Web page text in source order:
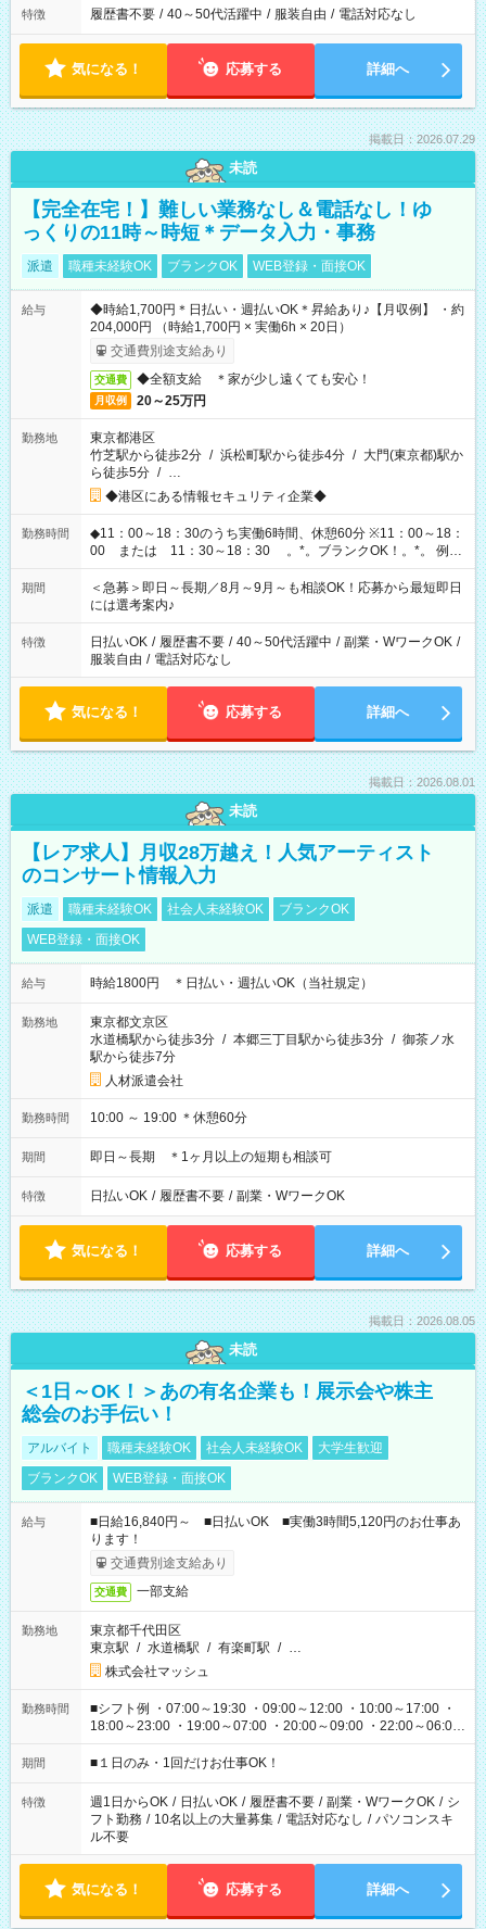
特徴 履歴書不要 / 40～50代活躍中 / 服装自由 / 電話対応なし
気になる！ 応募する 詳細へ
掲載日：2026.07.29
未読
【完全在宅！】難しい業務なし＆電話なし！ゆ
っくりの11時～時短＊データ入力・事務
派遣 職種未経験OK ブランクOK WEB登録・面接OK
給与
◆時給1,700円＊日払い・週払いOK＊昇給あり♪【月収例】 ・約
204,000円 （時給1,700円 × 実働6h × 20日）
交通費別途支給あり
交通費 ◆全額支給 ＊家が少し遠くても安心！
月収例 20～25万円
勤務地
東京都港区
竹芝駅から徒歩2分 / 浜松町駅から徒歩4分 / 大門(東京都)駅か
ら徒歩5分 / …
◆港区にある情報セキュリティ企業◆
勤務時間
◆11：00～18：30のうち実働6時間、休憩60分 ※11：00～18：
00 または 11：30～18：30 。*。ブランクOK！。*。 例え
ば前職が、 在宅/財団法人/事務/コールセンター/受付/販売/カフェ
スタッフ スイーツ販売/ホテルフロント/化粧品販売/など 様々な
業界から入社して活躍されています♪
期間
＜急募＞即日～長期／8月～9月～も相談OK！応募から最短即日
には選考案内♪
特徴 日払いOK / 履歴書不要 / 40～50代活躍中 / 副業・WワークOK /
服装自由 / 電話対応なし
気になる！ 応募する 詳細へ
掲載日：2026.08.01
未読
【レア求人】月収28万越え！人気アーティスト
のコンサート情報入力
派遣 職種未経験OK 社会人未経験OK
ブランクOK
WEB登録・面接OK
給与 時給1800円 ＊日払い・週払いOK（当社規定）
勤務地
東京都文京区
水道橋駅から徒歩3分 / 本郷三丁目駅から徒歩3分 / 御茶ノ水
駅から徒歩7分
人材派遣会社
勤務時間 10:00 ～ 19:00 ＊休憩60分
期間 即日～長期 ＊1ヶ月以上の短期も相談可
特徴 日払いOK / 履歴書不要 / 副業・WワークOK
気になる！ 応募する 詳細へ
掲載日：2026.08.05
未読
＜1日～OK！＞あの有名企業も！展示会や株主
総会のお手伝い！
アルバイト 職種未経験OK 社会人未経験OK
大学生歓迎
ブランクOK
WEB登録・面接OK
給与
■日給16,840円～ ■日払いOK ■実働3時間5,120円のお仕事あ
ります！
交通費別途支給あり
交通費 一部支給
勤務地
東京都千代田区
東京駅 / 水道橋駅 / 有楽町駅 / …
株式会社マッシュ
勤務時間
■シフト例 ・07:00～19:30 ・09:00～12:00 ・10:00～17:00 ・
18:00～23:00 ・19:00～07:00 ・20:00～09:00 ・22:00～06:00
etc ★最短で3時間で5,120円のお仕事から 15時間で2万円近く稼
げるお仕事も！ ご希望のお時間に合わせてご紹介！ ※シフトは
ください！
期間 ■１日のみ・1回だけお仕事OK！
特徴 週1日からOK / 日払いOK / 履歴書不要 / 副業・WワークOK / シ
フト勤務 / 10名以上の大量募集 / 電話対応なし / パソコンスキ
ル不要
気になる！ 応募する 詳細へ